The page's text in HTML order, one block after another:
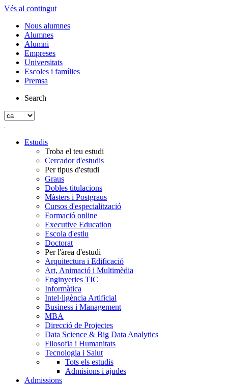
Vés al contingut
Nous alumnes
Alumnes
Alumni
Empreses
Universitats
Escoles i famílies
Premsa
Search
Estudis
Troba el teu estudi
Cercador d'estudis
Per tipus d'estudi
Graus
Dobles titulacions
Màsters i Postgraus
Cursos d'especialització
Formació online
Executive Education
Escola d'estiu
Doctorat
Per l'àrea d'estudi
Arquitectura i Edificació
Art, Animació i Multimèdia
Enginyeries TIC
Informàtica
Intel·ligència Artificial
Business i Management
MBA
Direcció de Projectes
Data Science & Big Data Analytics
Filosofia i Humanitats
Tecnologia i Salut
Tots els estudis
Admisions i ajudes
Admissions